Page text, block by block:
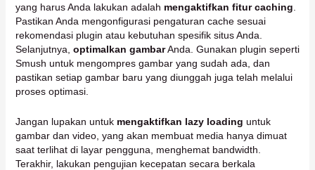
yang harus Anda lakukan adalah mengaktifkan fitur caching.
Pastikan Anda mengonfigurasi pengaturan cache sesuai
rekomendasi plugin atau kebutuhan spesifik situs Anda.
Selanjutnya, optimalkan gambarAnda. Gunakan plugin seperti
Smush untuk mengompres gambar yang sudah ada, dan
pastikan setiap gambar baru yang diunggah juga telah melalui
proses optimasi.
Jangan lupakan untuk mengaktifkan lazy loading untuk
gambar dan video, yang akan membuat media hanya dimuat
saat terlihat di layar pengguna, menghemat bandwidth.
Terakhir, lakukan pengujian kecepatan secara berkala